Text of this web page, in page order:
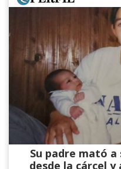
Su padre mató
desde la cárcel y